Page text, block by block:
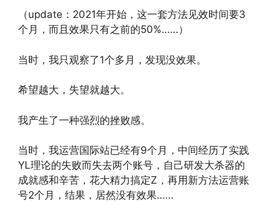
（update：2021年开始，这一套方法见效时间要3
个月，而且效果只有之前的50%……）
当时，我只观察了1个多月，发现没效果。
希望越大，失望就越大。
我产生了一种强烈的挫败感。
当时，我运营国际站已经有9个月，中间经历了实践
YL理论的失败而失去两个账号，自己研发大杀器的
成就感和辛苦，花大精力搞定Z，再用新方法运营账
号2个月，结果，居然没有效果……